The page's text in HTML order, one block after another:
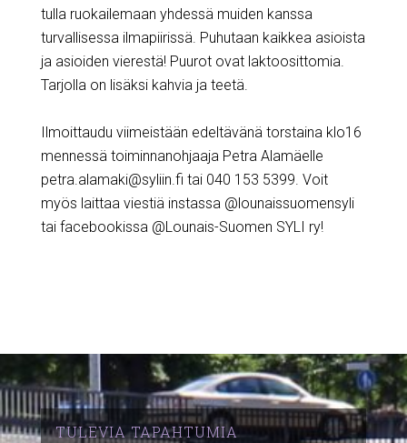
tulla ruokailemaan yhdessä muiden kanssa
turvallisessa ilmapiirissä. Puhutaan kaikkea asioista
ja asioiden vierestä! Puurot ovat laktoosittomia.
Tarjolla on lisäksi kahvia ja teetä.
Ilmoittaudu viimeistään edeltävänä torstaina klo16
mennessä toiminnanohjaaja Petra Alamäelle
petra.alamaki@syliin.fi tai 040 153 5399. Voit
myös laittaa viestiä instassa @lounaissuomensyli
tai facebookissa @Lounais-Suomen SYLI ry!
TULEVIA TAPAHTUMIA